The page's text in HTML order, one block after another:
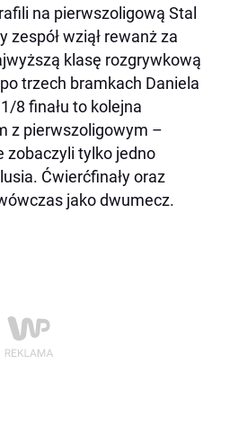
na pierwszoligową Stal
wziął rewanż za
klasę rozgrywkową
trzech bramkach Daniela
8 finału to kolejna
z pierwszoligowym –
zobaczyli tylko jedno
Ćwierćfinały oraz
jako dwumecz.